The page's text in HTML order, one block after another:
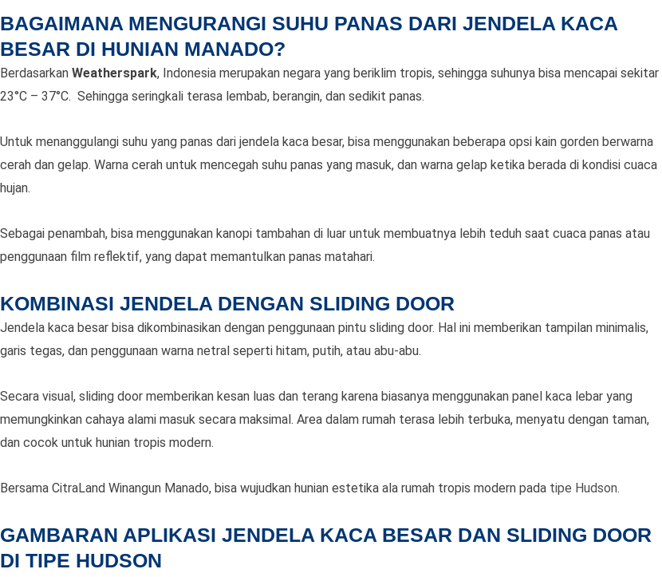
BAGAIMANA MENGURANGI SUHU PANAS DARI JENDELA KACA
BESAR DI HUNIAN MANADO?
Berdasarkan Weatherspark, Indonesia merupakan negara yang beriklim tropis, sehingga suhunya bisa mencapai sekitar
23°C – 37°C. Sehingga seringkali terasa lembab, berangin, dan sedikit panas.
Untuk menanggulangi suhu yang panas dari jendela kaca besar, bisa menggunakan beberapa opsi kain gorden berwarna
cerah dan gelap. Warna cerah untuk mencegah suhu panas yang masuk, dan warna gelap ketika berada di kondisi cuaca
hujan.
Sebagai penambah, bisa menggunakan kanopi tambahan di luar untuk membuatnya lebih teduh saat cuaca panas atau
penggunaan film reflektif, yang dapat memantulkan panas matahari.
KOMBINASI JENDELA DENGAN SLIDING DOOR
Jendela kaca besar bisa dikombinasikan dengan penggunaan pintu sliding door. Hal ini memberikan tampilan minimalis,
garis tegas, dan penggunaan warna netral seperti hitam, putih, atau abu-abu.
Secara visual, sliding door memberikan kesan luas dan terang karena biasanya menggunakan panel kaca lebar yang
memungkinkan cahaya alami masuk secara maksimal. Area dalam rumah terasa lebih terbuka, menyatu dengan taman,
dan cocok untuk hunian tropis modern.
Bersama CitraLand Winangun Manado, bisa wujudkan hunian estetika ala rumah tropis modern pada tipe Hudson.
GAMBARAN APLIKASI JENDELA KACA BESAR DAN SLIDING DOOR
DI TIPE HUDSON